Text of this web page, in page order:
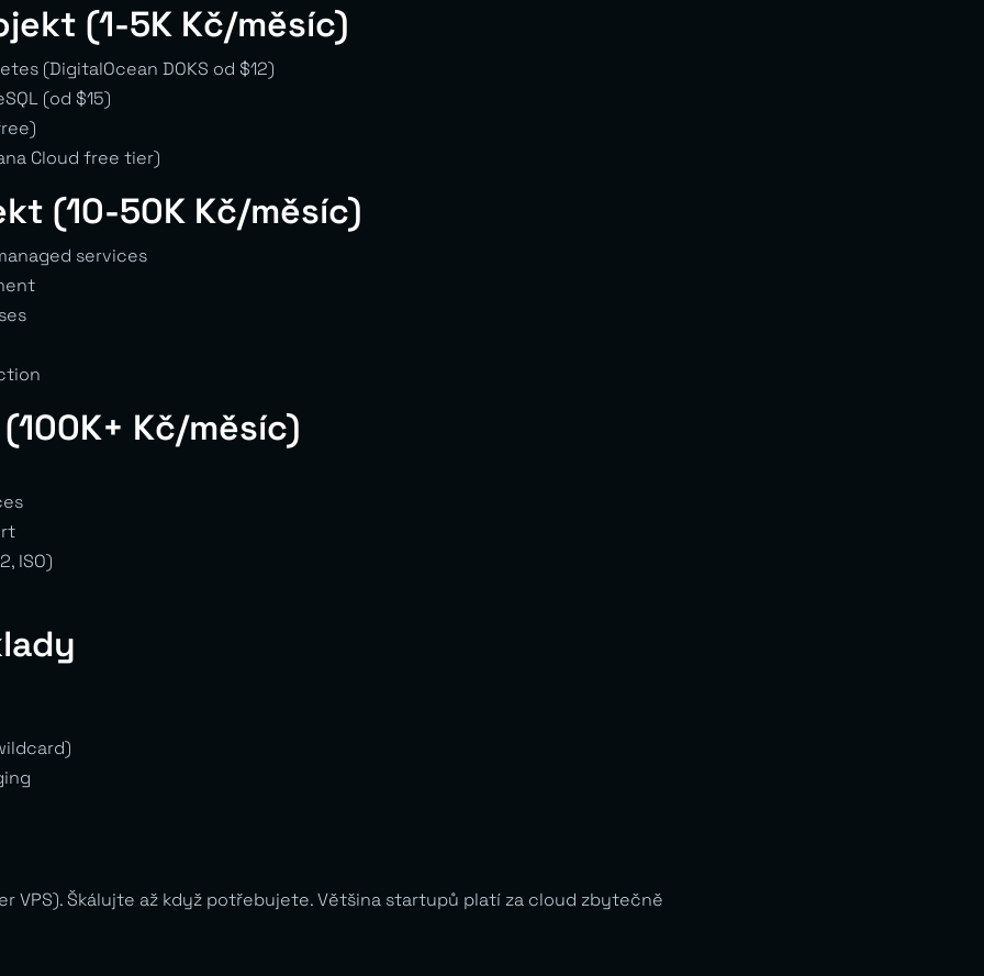
(1-5K Kč/měsíc)
(DigitalOcean DOKS od $12)
(od $15)
Cloud free tier)
(10-50K Kč/měsíc)
services
Kč/měsíc)
ISO)
VPS). Škálujte až když potřebujete. Většina startupů platí za cloud zbytečně